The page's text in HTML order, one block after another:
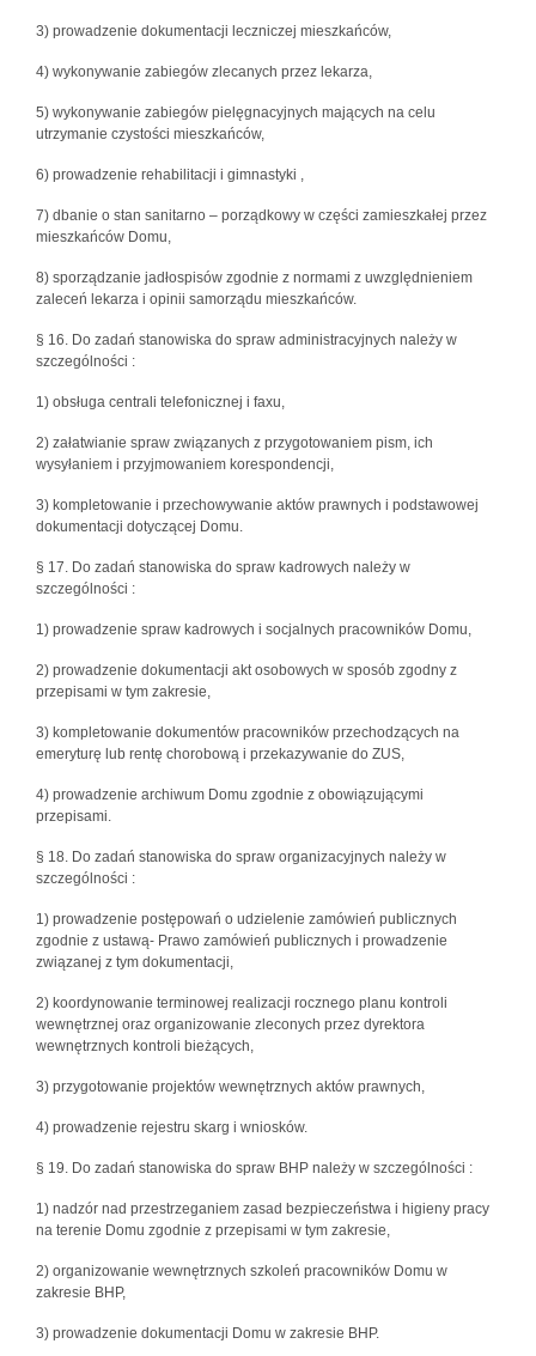
3) prowadzenie dokumentacji leczniczej mieszkańców,
4) wykonywanie zabiegów zlecanych przez lekarza,
5) wykonywanie zabiegów pielęgnacyjnych mających na celu
utrzymanie czystości mieszkańców,
6) prowadzenie rehabilitacji i gimnastyki ,
7) dbanie o stan sanitarno – porządkowy w części zamieszkałej przez
mieszkańców Domu,
8) sporządzanie jadłospisów zgodnie z normami z uwzględnieniem
zaleceń lekarza i opinii samorządu mieszkańców.
§ 16. Do zadań stanowiska do spraw administracyjnych należy w
szczególności :
1) obsługa centrali telefonicznej i faxu,
2) załatwianie spraw związanych z przygotowaniem pism, ich
wysyłaniem i przyjmowaniem korespondencji,
3) kompletowanie i przechowywanie aktów prawnych i podstawowej
dokumentacji dotyczącej Domu.
§ 17. Do zadań stanowiska do spraw kadrowych należy w
szczególności :
1) prowadzenie spraw kadrowych i socjalnych pracowników Domu,
2) prowadzenie dokumentacji akt osobowych w sposób zgodny z
przepisami w tym zakresie,
3) kompletowanie dokumentów pracowników przechodzących na
emeryturę lub rentę chorobową i przekazywanie do ZUS,
4) prowadzenie archiwum Domu zgodnie z obowiązującymi
przepisami.
§ 18. Do zadań stanowiska do spraw organizacyjnych należy w
szczególności :
1) prowadzenie postępowań o udzielenie zamówień publicznych
zgodnie z ustawą- Prawo zamówień publicznych i prowadzenie
związanej z tym dokumentacji,
2) koordynowanie terminowej realizacji rocznego planu kontroli
wewnętrznej oraz organizowanie zleconych przez dyrektora
wewnętrznych kontroli bieżących,
3) przygotowanie projektów wewnętrznych aktów prawnych,
4) prowadzenie rejestru skarg i wniosków.
§ 19. Do zadań stanowiska do spraw BHP należy w szczególności :
1) nadzór nad przestrzeganiem zasad bezpieczeństwa i higieny pracy
na terenie Domu zgodnie z przepisami w tym zakresie,
2) organizowanie wewnętrznych szkoleń pracowników Domu w
zakresie BHP,
3) prowadzenie dokumentacji Domu w zakresie BHP.